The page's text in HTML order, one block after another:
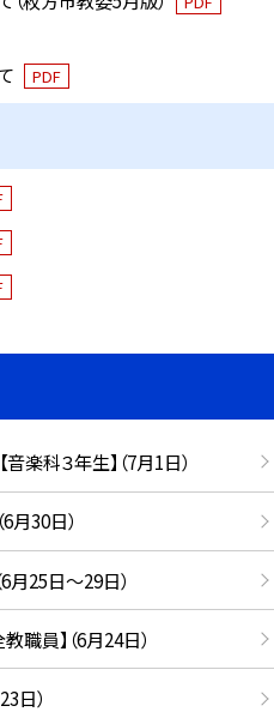
PDF
楽科３年生】（7月1日）
月30日）
月25日〜29日）
員】（6月24日）
日）